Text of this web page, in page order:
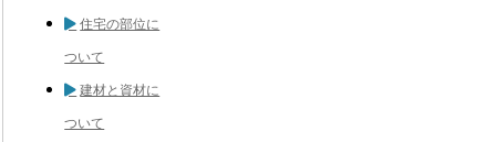
住宅の部位に
ついて
建材と資材に
ついて